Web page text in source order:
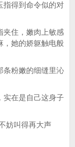
指得到命令似的对
夹住，嫩肉上敏感
，她的娇躯触电般
条粉嫩的细缝里沁
实在是自己这身子
妨叫得再大声